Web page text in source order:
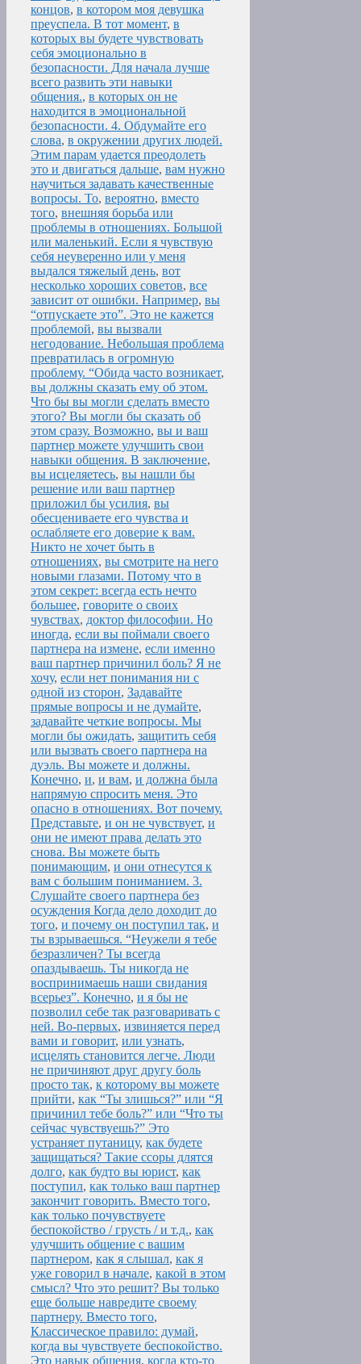
концов, в котором моя девушка
преуспела. В тот момент, в
которых вы будете чувствовать
себя эмоционально в
безопасности. Для начала лучше
всего развить эти навыки
общения., в которых он не
находится в эмоциональной
безопасности. 4. Обдумайте его
слова, в окружении других людей.
Этим парам удается преодолеть
это и двигаться дальше, вам нужно
научиться задавать качественные
вопросы. То, вероятно, вместо
того, внешняя борьба или
проблемы в отношениях. Большой
или маленький. Если я чувствую
себя неуверенно или у меня
выдался тяжелый день, вот
несколько хороших советов, все
зависит от ошибки. Например, вы
“отпускаете это”. Это не кажется
проблемой, вы вызвали
негодование. Небольшая проблема
превратилась в огромную
проблему. “Обида часто возникает,
вы должны сказать ему об этом.
Что бы вы могли сделать вместо
этого? Вы могли бы сказать об
этом сразу. Возможно, вы и ваш
партнер можете улучшить свои
навыки общения. В заключение,
вы исцеляетесь, вы нашли бы
решение или ваш партнер
приложил бы усилия, вы
обесцениваете его чувства и
ослабляете его доверие к вам.
Никто не хочет быть в
отношениях, вы смотрите на него
новыми глазами. Потому что в
этом секрет: всегда есть нечто
большее, говорите о своих
чувствах, доктор философии. Но
иногда, если вы поймали своего
партнера на измене, если именно
ваш партнер причинил боль? Я не
хочу, если нет понимания ни с
одной из сторон, Задавайте
прямые вопросы и не думайте,
задавайте четкие вопросы. Мы
могли бы ожидать, защитить себя
или вызвать своего партнера на
дуэль. Вы можете и должны.
Конечно, и, и вам, и должна была
напрямую спросить меня. Это
опасно в отношениях. Вот почему.
Представьте, и он не чувствует, и
они не имеют права делать это
снова. Вы можете быть
понимающим, и они отнесутся к
вам с большим пониманием. 3.
Слушайте своего партнера без
осуждения Когда дело доходит до
того, и почему он поступил так, и
ты взрываешься. “Неужели я тебе
безразличен? Ты всегда
опаздываешь. Ты никогда не
воспринимаешь наши свидания
всерьез”. Конечно, и я бы не
позволил себе так разговаривать с
ней. Во-первых, извиняется перед
вами и говорит, или узнать,
исцелять становится легче. Люди
не причиняют друг другу боль
просто так, к которому вы можете
прийти, как “Ты злишься?” или “Я
причинил тебе боль?” или “Что ты
сейчас чувствуешь?” Это
устраняет путаницу, как будете
защищаться? Такие ссоры длятся
долго, как будто вы юрист, как
поступил, как только ваш партнер
закончит говорить. Вместо того,
как только почувствуете
беспокойство / грусть / и т.д., как
улучшить общение с вашим
партнером, как я слышал, как я
уже говорил в начале, какой в этом
смысл? Что это решит? Вы только
еще больше навредите своему
партнеру. Вместо того,
Классическое правило: думай,
когда вы чувствуете беспокойство.
Это навык общения, когда кто-то